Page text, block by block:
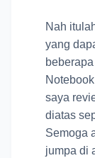
Nah
yang
saya
diatas
Semoga
jumpa di